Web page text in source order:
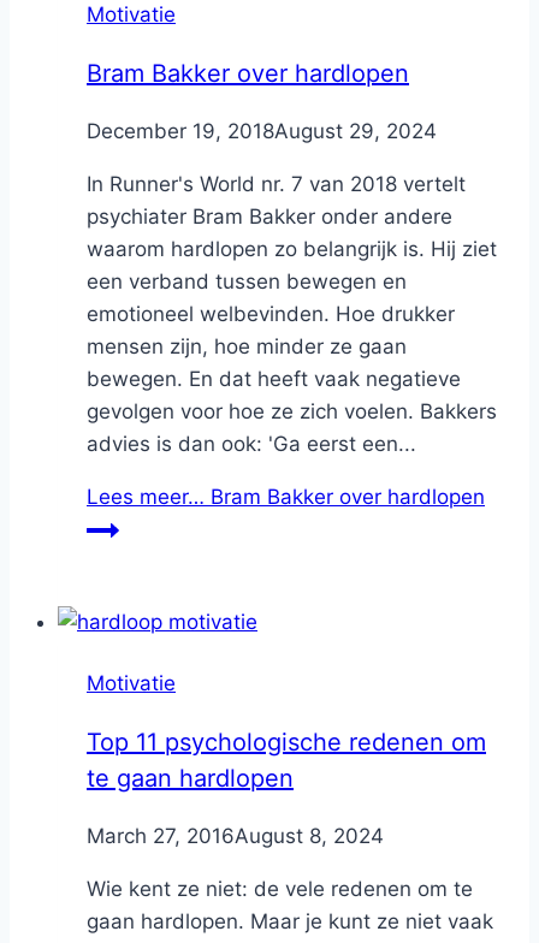
Motivatie
Bram Bakker over hardlopen
ByNicole
December 19, 2018August 29, 2024
In Runner's World nr. 7 van 2018 vertelt
psychiater Bram Bakker onder andere
waarom hardlopen zo belangrijk is. Hij ziet
een verband tussen bewegen en
emotioneel welbevinden. Hoe drukker
mensen zijn, hoe minder ze gaan
bewegen. En dat heeft vaak negatieve
gevolgen voor hoe ze zich voelen. Bakkers
advies is dan ook: 'Ga eerst een...
Lees meer… Bram Bakker over hardlopen
Motivatie
Top 11 psychologische redenen om
te gaan hardlopen
ByNicole
March 27, 2016August 8, 2024
Wie kent ze niet: de vele redenen om te
gaan hardlopen. Maar je kunt ze niet vaak